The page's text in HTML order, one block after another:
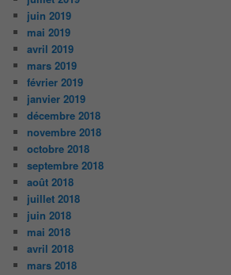
juin 2019
mai 2019
avril 2019
mars 2019
février 2019
janvier 2019
décembre 2018
novembre 2018
octobre 2018
septembre 2018
août 2018
juillet 2018
juin 2018
mai 2018
avril 2018
mars 2018